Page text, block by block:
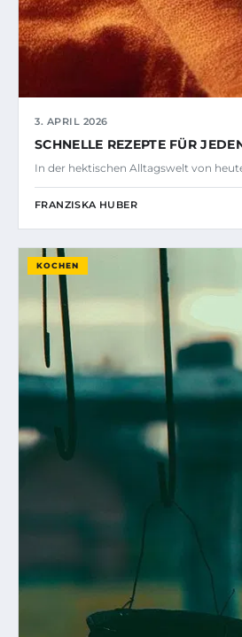
3. APRIL 2026
SCHNELLE REZEPTE FÜR
In der hektischen Alltagswelt von
FRANZISKA HUBER
KOCHEN